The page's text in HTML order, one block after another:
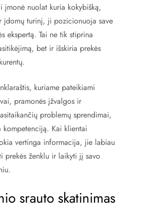
įmonė nuolat kuria kokybišką,
įdomų turinį, ji pozicionuoja save
ekspertą. Tai ne tik stiprina
bet ir išskiria prekės
kuriame pateikiami
pramonės įžvalgos ir
problemų sprendimai,
kompetenciją. Kai klientai
vertinga informacija, jie labiau
prekės ženklu ir laikyti jį savo
srauto skatinimas